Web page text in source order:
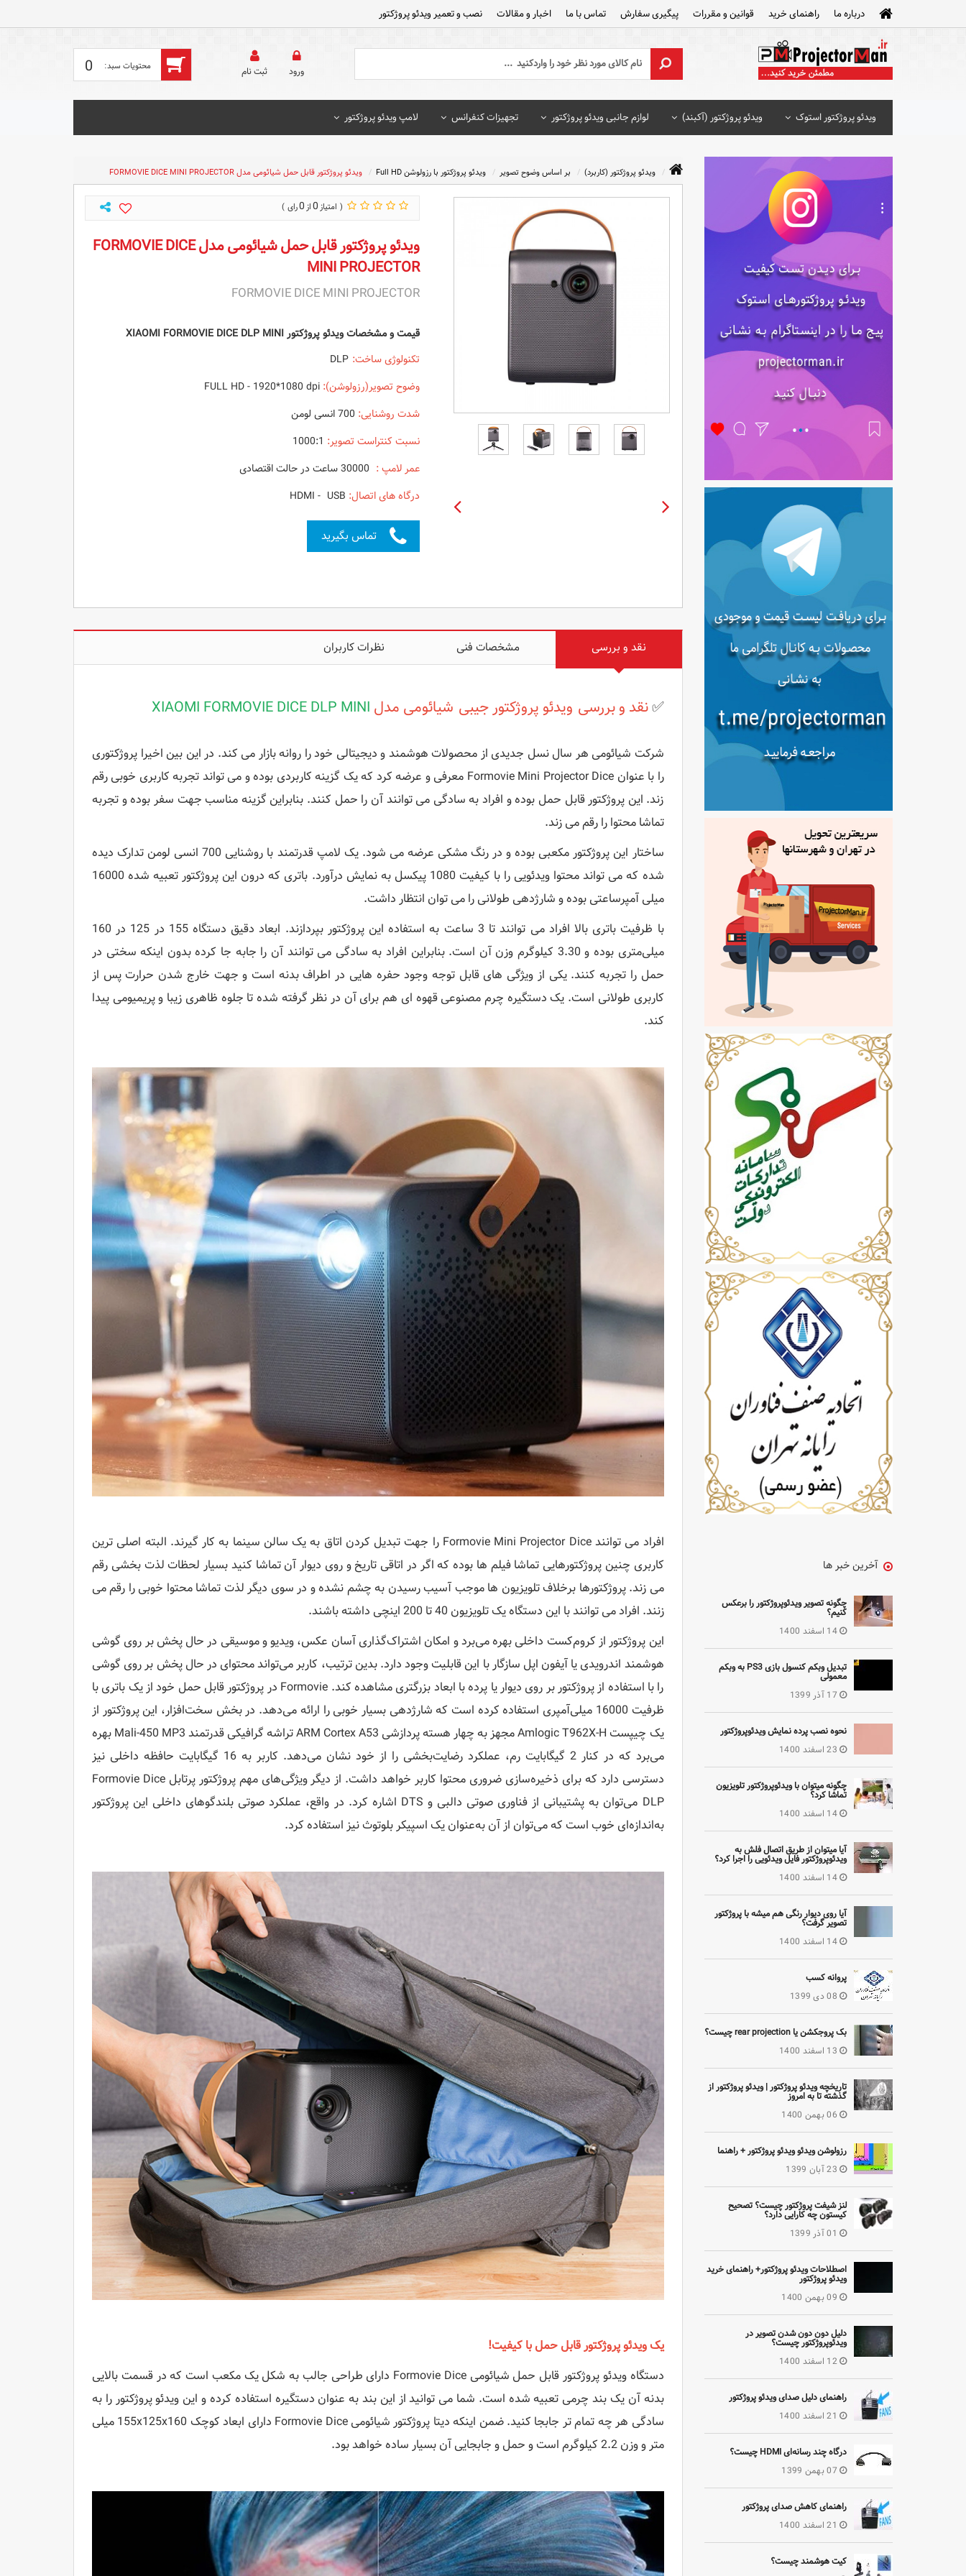
درباره ما راهنمای خرید قوانین و مقررات پیگیری سفارش تماس با ما اخبار و مقالات نصب و تعمیر ویدئو پروژکتور
0 ورود ثبت‌ نام
ویدئو پروژکتور استوک ویدئو پروژکتور (آکبند) لوازم جانبی ویدئو پروژکتور تجهیزات کنفرانس لامپ ویدئو پروژکتور
آخرین خبر ها
چگونه تصویر ویدئوپروژکتور را برعکس
کنیم؟
14 اسفند 1400
تبدیل وبکم کنسول بازی PS3 به وبکم
معمولی
17 آذر 1399
نحوه نصب پرده نمایش ویدئوپروژکتور
23 اسفند 1400
چگونه میتوان با ویدئوپروژکتور تلویزیون
تماشا کرد؟
14 اسفند 1400
آیا میتوان از طریق اتصال فلش به
ویدئوپروژکتور فایل ویدئویی را اجرا کرد؟
14 اسفند 1400
آیا روی دیوار رنگی هم میشه با پروژکتور
تصویر گرفت؟
14 اسفند 1400
پروانه کسب
08 دی 1399
بک پروجکشن یا rear projection چیست؟
13 اسفند 1400
تاریخچه ویدئو پروژکتور | ویدئو پروژکتور از
گذشته تا به امروز
06 بهمن 1400
رزولوشن ویدئو ویدئو پروژکتور + راهنما
23 آبان 1399
لنز شیفت پروژکتور چیست؟ تصحیح
کیستون چه کارایی دارد؟
01 آذر 1399
اصطلاحات ویدئو پروژکتور+ راهنمای خرید
ویدئو پروژکتور
09 بهمن 1400
دلیل دون دون شدن تصویر در
ویدئوپروژکتور چیست؟
12 اسفند 1400
راهنمای دلیل صدای ویدئو پروژکتور
21 اسفند 1400
درگاه چند رسانه‌ای HDMI چیست؟
07 بهمن 1399
راهنمای کاهش صدای پروژکتور
21 اسفند 1400
کیت هوشمند چیست؟
ویدئو پروژکتور (کاربرد) بر اساس وضوح تصویر ویدئو پروژکتور با رزولوشن Full HD ویدئو پروژکتور قابل حمل شیائومی مدل FORMOVIE DICE MINI PROJECTOR
0
0
ویدئو پروژکتور قابل حمل شیائومی مدل FORMOVIE DICE
MINI PROJECTOR
FORMOVIE DICE MINI PROJECTOR
قیمت و مشخصات ویدئو پروژکتور XIAOMI FORMOVIE DICE DLP MINI
تکنولوژی ساخت: DLP
وضوح تصویر(رزولوشن):FULL HD - 1920*1080 dpi
شدت روشنایی: 700 انسی لومن
نسبت کنتراست تصویر:
عمر لامپ : 30000 ساعت در حالت اقتصادی
درگاه های اتصال:
تماس بگیرید
نقد و بررسی مشخصات فنی نظرات کاربران
✅نقد و بررسی ویدئو پروژکتور جیبی شیائومی مدل
شرکت شیائومی هر سال نسل جدیدی از محصولات هوشمند و دیجیتالی خود را روانه بازار می کند. در این بین اخیرا پروژکتوری
را با عنوان Formovie Mini Projector Dice معرفی و عرضه کرد که یک گزینه کاربردی بوده و می تواند تجربه کاربری خوبی رقم
زند. این پروژکتور قابل حمل بوده و افراد به سادگی می توانند آن را حمل کنند. بنابراین گزینه مناسب جهت سفر بوده و تجربه
تماشا محتوا را رقم می زند.
ساختار این پروژکتور مکعبی بوده و در رنگ مشکی عرضه می شود. یک لامپ قدرتمند با روشنایی 700 انسی لومن تدارک دیده
شده که می تواند محتوا ویدئویی را با کیفیت 1080 پیکسل به نمایش درآورد. باتری که درون این پروژکتور تعبیه شده 16000
میلی آمپرساعتی بوده و شارژدهی طولانی را می توان انتظار داشت.
با ظرفیت باتری بالا افراد می توانند تا 3 ساعت به استفاده این پروژکتور بپردازند. ابعاد دقیق دستگاه 155 در 125 در 160
میلی‌متری بوده و 3.30 کیلوگرم وزن آن است. بنابراین افراد به سادگی می توانند آن را جابه جا کرده بدون اینکه سختی در
حمل را تجربه کنند. یکی از ویژگی های قابل توجه وجود حفره هایی در اطراف بدنه است و جهت خارج شدن حرارت پس از
کاربری طولانی است. یک دستگیره چرم مصنوعی قهوه ای هم برای آن در نظر گرفته شده تا جلوه ظاهری زیبا و پریمیومی پیدا
کند.
افراد می توانند Formovie Mini Projector Dice را جهت تبدیل کردن اتاق به یک سالن سینما به کار گیرند. البته اصلی ترین
کاربری چنین پروژکتورهایی تماشا فیلم ها بوده که اگر در اتاقی تاریخ و روی دیوار آن تماشا کنید بسیار لحظات لذت بخشی رقم
می زند. پروژکتورها برخلاف تلویزیون ها موجب آسیب رسیدن به چشم نشده و در سوی دیگر لذت تماشا محتوا خوبی را رقم می
زنند. افراد می توانند با این دستگاه یک تلویزیون 40 تا 200 اینچی داشته باشند.
این پروژکتور از کروم‌کست داخلی بهره می‌برد و امکان اشتراک‌گذاری آسان عکس، ویدیو و موسیقی در حال پخش بر روی گوشی
هوشمند اندرویدی یا آیفون اپل سازگار با این قابلیت وجود دارد. بدین ترتیب، کاربر می‌تواند محتوای در حال پخش بر روی گوشی
را با استفاده از پروژکتور بر روی دیوار یا پرده با ابعاد بزرگتری مشاهده کند. Formovie در پروژکتور قابل حمل خود از یک باتری با
ظرفیت 16000 میلی‌آمپری استفاده کرده است که شارژدهی بسیار خوبی را ارائه می‌دهد. در بخش سخت‌افزار، این پروژکتور از
یک چیپست Amlogic T962X-H مجهز به چهار هسته پردازشی ARM Cortex A53 تراشه گرافیکی قدرتمند Mali-450 MP3 بهره
می‌برد که در کنار 2 گیگابایت رم، عملکرد رضایت‌بخشی را از خود نشان می‌دهد. کاربر به 16 گیگابایت حافظه داخلی نیز
دسترسی دارد که برای ذخیره‌سازی ضروری محتوا کاربر خواهد داشت. از دیگر ویژگی‌های مهم پروژکتور پرتابل Formovie Dice
DLP می‌توان به پشتیبانی از فناوری صوتی دالبی و DTS اشاره کرد. در واقع، عملکرد صوتی بلندگوهای داخلی این پروژکتور
به‌اندازه‌ای خوب است که می‌توان از آن به‌عنوان یک اسپیکر بلوتوث نیز استفاده کرد.
یک ویدئو پروژکتور قابل حمل با کیفیت!
دستگاه ویدئو پروژکتور قابل حمل شیائومی Formovie Dice دارای طراحی جالب به شکل یک مکعب است که در قسمت بالایی
بدنه آن یک بند چرمی تعبیه شده است. شما می توانید از این بند به عنوان دستگیره استفاده کرده و این ویدئو پروژکتور را به
سادگی هر چه تمام تر جابجا کنید. ضمن اینکه دیتا پروژکتور شیائومی Formovie Dice دارای ابعاد کوچک 155x125x160 میلی
متر و وزن 2.2 کیلوگرم است و حمل و جابجایی آن بسیار ساده خواهد بود.